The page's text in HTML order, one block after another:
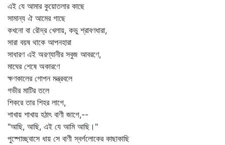
এই যে আমার কুয়োতলার কাছে
সামান্য ঐ আমের গাছে
কখনো বা রৌদ্র খেলায়, কভু শ্রাবণধারা,
সারা বয়ষ থাকে আপনহারা
সাধারণ এই অরণ্যানীর সবুজ আবরণে,
মাঘের শেষে অকারণে
ক্ষণকালের গোপন মন্ত্রবলে
গভীর মাটির তলে
শিকরে তার শিহর লাগে,
শাখায় শাখায় হঠাৎ বাণী জাগে,--
"আছি, আছি, এই যে আমি আছি।"
পুষ্পোচ্ছ্বাসে ধায় সে বাণী স্বর্গলোকের কাছাকাছি